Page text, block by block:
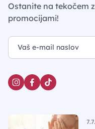
Ostanite na tekočem
promocijami!